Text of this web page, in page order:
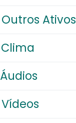
Outros Ativos
Clima
Áudios
Vídeos